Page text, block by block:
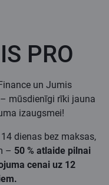
PRO
un Jumis
mūsdienīgi rīki jauna
izaugsmei!
dienas bez maksas,
– 50 % atlaide pilnai
cenai uz 12